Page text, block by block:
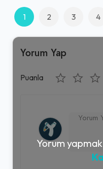
1 2 3 4
Yorum Yap
Puanla
Yorum